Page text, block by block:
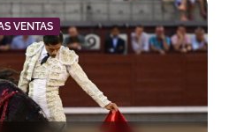
VENTAS